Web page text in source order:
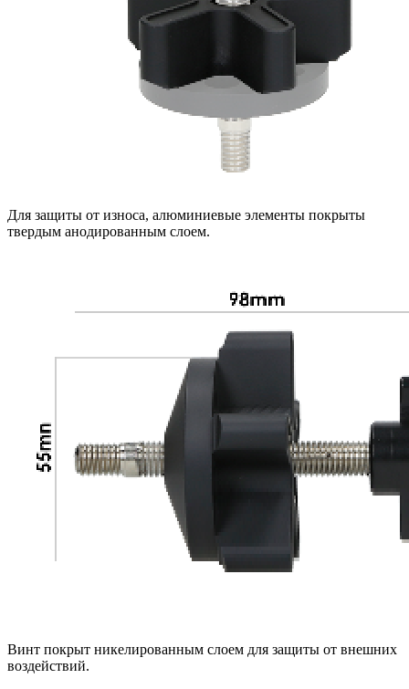
Для защиты от износа, алюминиевые элементы покрыты
твердым анодированным слоем.
Винт покрыт никелированным слоем для защиты от внешних
воздействий.